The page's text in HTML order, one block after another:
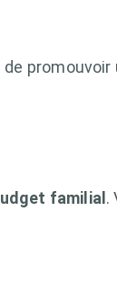
promouvoir
familial .